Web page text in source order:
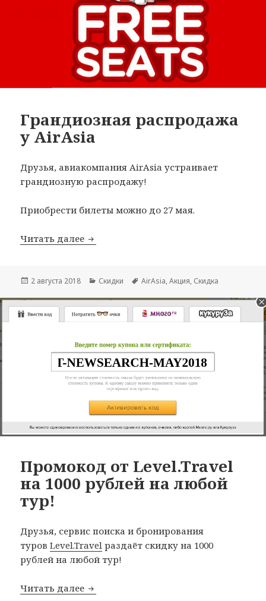
Грандиозная распродажа
у AirAsia
Друзья, авиакомпания AirAsia устраивает
грандиозную распродажу!
Приобрести билеты можно до 27 мая.
Читать далее Грандиозная распродажа у AirAsia
Опубликовано
2 августа 2018 Рубрики
Скидки Метки
AirAsia,Акция, Скидка
Промокод от Level.Travel
на 1000 рублей на любой
тур!
Друзья, сервис поиска и бронирования
туровLevel.Travel раздаёт скидку на 1000
рублей на любой тур!
Читать далее Промокод от Level.Travel на 1000